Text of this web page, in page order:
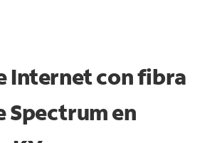
Internet con fibra
Spectrum en